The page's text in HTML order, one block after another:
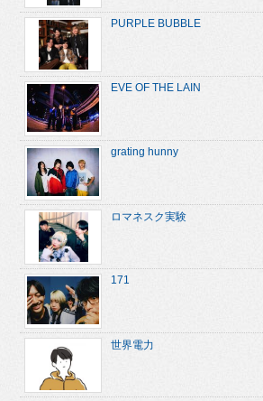
PURPLE BUBBLE
EVE OF THE LAIN
grating hunny
ロマネスク実験
171
世界電力